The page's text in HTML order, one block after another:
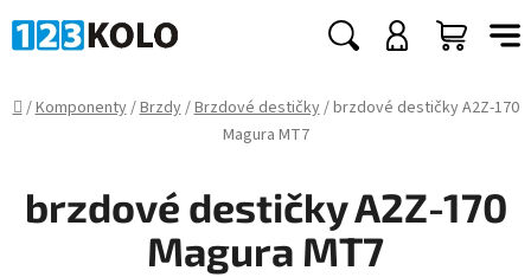
na
Hledat
KOŠÍK
Domů
/Komponenty/Brzdy/Brzdové destičky/brzdové destičky A2Z-170
Magura MT7
brzdové destičky A2Z-170
Magura MT7